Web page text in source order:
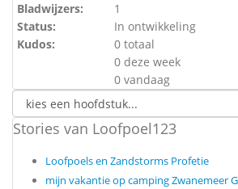
Bladwijzers:
1
Status:
In ontwikkeling
Kudos:
0 totaal
0 deze week
0 vandaag
Stories van Loofpoel123
Loofpoels en Zandstorms Profetie
mijn vakantie op camping Zwanemeer